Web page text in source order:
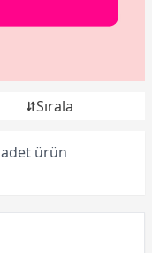
Sırala
adet ürün